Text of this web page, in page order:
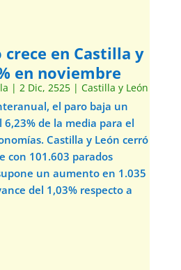
crece en Castilla y
en noviembre
| 2 Dic, 2525| Castilla y León
el paro baja un
6,23% de la media para el
Castilla y León cerró
con 101.603 parados
un aumento en 1.035
del 1,03% respecto a